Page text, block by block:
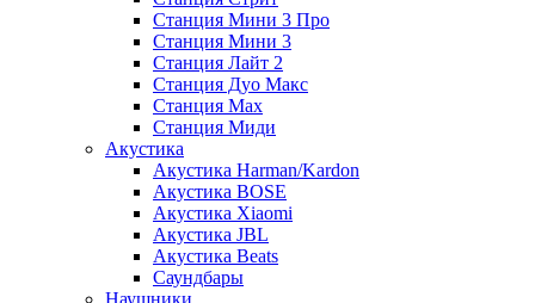
Станция Мини 3 Про
Станция Мини 3
Станция Лайт 2
Станция Дуо Макс
Станция Max
Станция Миди
Акустика
Акустика Harman/Kardon
Акустика BOSE
Акустика Xiaomi
Акустика JBL
Акустика Beats
Саундбары
Наушники